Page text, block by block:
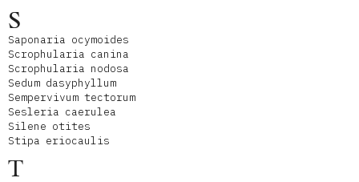
S
Saponaria ocymoides
Scrophularia canina
Scrophularia nodosa
Sedum dasyphyllum
Sempervivum tectorum
Sesleria caerulea
Silene otites
Stipa eriocaulis
T